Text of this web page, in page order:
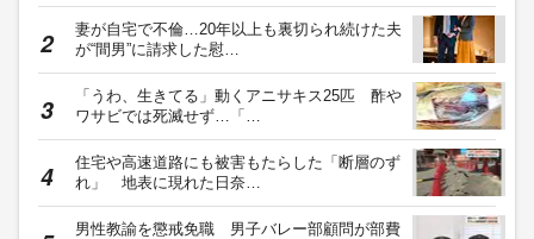
妻が自宅で不倫…20年以上も裏切られ続けた夫
が“間男”に請求した慰…
「うわ、生きてる」動くアニサキス25匹 酢や
ワサビでは死滅せず…「…
住宅や高速道路にも被害もたらした「断層のず
れ」 地表に現れた日奈…
男性教諭を懲戒免職 男子バレー部顧問が部費